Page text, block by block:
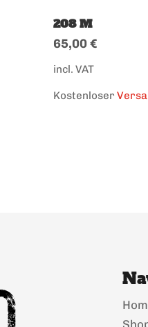
208 M
65,00€
incl. VAT
Kostenloser